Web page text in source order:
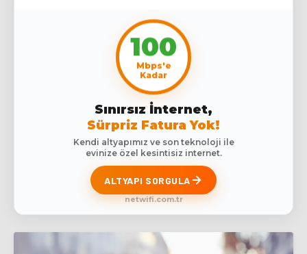
100
Mbps'e
Kadar
Sınırsız İnternet,
Sürpriz Fatura Yok!
Kendi altyapımız ve son teknoloji ile
evinize özel kesintisiz internet.
ALTYAPI SORGULA
netwifi.com.tr